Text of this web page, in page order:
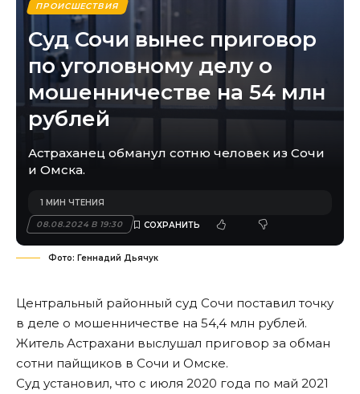
ПРОИСШЕСТВИЯ
Суд Сочи вынес приговор
по уголовному делу о
мошенничестве на 54 млн
рублей
Астраханец обманул сотню человек из Сочи
и Омска.
08.08.2024 В 19:30
1 МИН ЧТЕНИЯ
Фото: Геннадий Дьячук
Центральный районный суд Сочи поставил точку
в деле о мошенничестве на 54,4 млн рублей.
Житель Астрахани выслушал приговор за обман
сотни пайщиков в Сочи и Омске.
Суд установил, что с июля 2020 года по май 2021